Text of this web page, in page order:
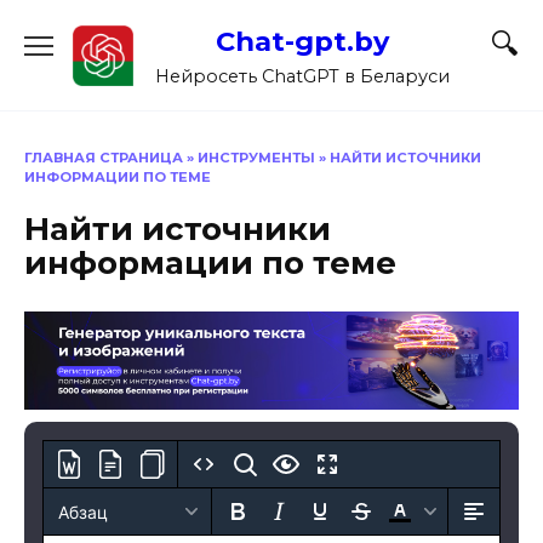
содержанию
Chat-gpt.by
Нейросеть ChatGPT в Беларуси
ГЛАВНАЯ СТРАНИЦА » ИНСТРУМЕНТЫ » НАЙТИ ИСТОЧНИКИ
ИНФОРМАЦИИ ПО ТЕМЕ
Найти источники
информации по теме
Абзац